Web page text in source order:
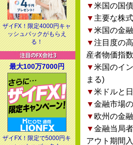
▼米国の国
▼ 主要な株
▼米国の金
▼注目度の
産者物価指
▼米国のイ
まる)
▼米ドルと
▼金融市場
▼ 欧州の金
▼金融当局
アウト期間
ザイFX！限定4000円キャ
ッシュバックがもらえ
る！
最大100万7000円
ザイFX！限定で5000円キ